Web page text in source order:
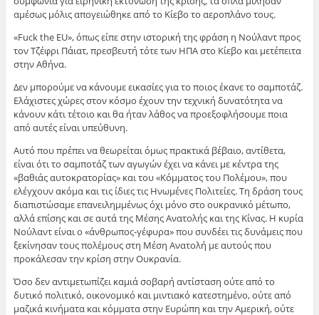
αμέσως μόλις απογειώθηκε από το Κίεβο το αεροπλάνο τους.
«Fuck the EU», όπως είπε στην ιστορική της φράση η Νούλαντ προς
τον Τζέφρι Πάιατ, πρεσβευτή τότε των ΗΠΑ στο Κίεβο και μετέπειτα
στην Αθήνα.
Δεν μπορούμε να κάνουμε εικασίες για το ποιος έκανε το σαμποτάζ.
Ελάχιστες χώρες στον κόσμο έχουν την τεχνική δυνατότητα να
κάνουν κάτι τέτοιο και θα ήταν λάθος να προεξοφλήσουμε ποια
από αυτές είναι υπεύθυνη.
Αυτό που πρέπει να θεωρείται όμως πρακτικά βέβαιο, αντίθετα,
είναι ότι το σαμποτάζ των αγωγών έχει να κάνει με κέντρα της
«βαθιάς αυτοκρατορίας» και του «Κόμματος του Πολέμου», που
ελέγχουν ακόμα και τις ίδιες τις Ηνωμένες Πολιτείες. Τη δράση τους
διαπιστώσαμε επανειλημμένως όχι μόνο στο ουκρανικό μέτωπο,
αλλά επίσης και σε αυτά της Μέσης Ανατολής και της Κίνας. Η κυρία
Νούλαντ είναι ο «άνθρωπος-γέφυρα» που συνδέει τις δυνάμεις που
ξεκίνησαν τους πολέμους στη Μέση Ανατολή με αυτούς που
προκάλεσαν την κρίση στην Ουκρανία.
Όσο δεν αντιμετωπίζει καμιά σοβαρή αντίσταση ούτε από το
δυτικό πολιτικό, οικονομικό και μιντιακό κατεστημένο, ούτε από
μαζικά κινήματα και κόμματα στην Ευρώπη και την Αμερική, ούτε